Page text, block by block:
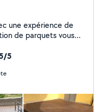
une expérience de
de parquets vous
5